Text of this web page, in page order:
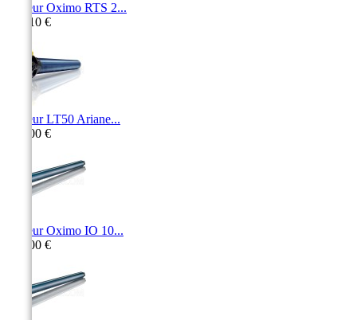
Moteur Oximo RTS 2...
263,10 €
Moteur LT50 Ariane...
151,00 €
Moteur Oximo IO 10...
258,00 €